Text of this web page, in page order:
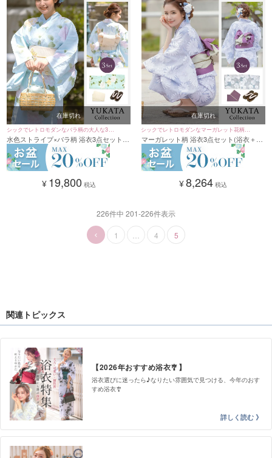
在庫切れ
シックでレトロモダンなバラ柄の大人な3点
セットのレディース浴衣
水色ストライプ×バラ柄 浴衣3点セット
(浴衣＋平帯or作り帯＋下駄)
¥ 19,800 税込
在庫切れ
シックでレトロモダンなマーガレット花柄の
大人可愛い3点セットのレディース浴衣
マーガレット柄 浴衣3点セット(浴衣＋平
帯or作り帯＋下駄)ブルーグレー
¥8,264 税込
226件中 201-226件表示
1 4 5
関連トピックス
【2026年おすすめ浴衣🎐】
浴衣選びに迷ったら♪なりたい雰囲気で見つける、今年のおす
すめ浴衣🎐